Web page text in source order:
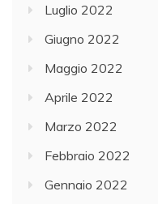
Luglio 2022
Giugno 2022
Maggio 2022
Aprile 2022
Marzo 2022
Febbraio 2022
Gennaio 2022